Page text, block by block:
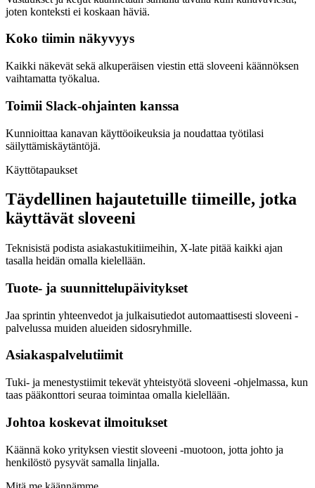
joten konteksti ei koskaan häviä.
Koko tiimin näkyvyys
Kaikki näkevät sekä alkuperäisen viestin että sloveeni käännöksen
vaihtamatta työkalua.
Toimii Slack-ohjainten kanssa
Kunnioittaa kanavan käyttöoikeuksia ja noudattaa työtilasi
säilyttämiskäytäntöjä.
Käyttötapaukset
Täydellinen hajautetuille tiimeille, jotka
käyttävät sloveeni
Teknisistä podista asiakastukitiimeihin, X-late pitää kaikki ajan
tasalla heidän omalla kielellään.
Tuote- ja suunnittelupäivitykset
Jaa sprintin yhteenvedot ja julkaisutiedot automaattisesti sloveeni -
palvelussa muiden alueiden sidosryhmille.
Asiakaspalvelutiimit
Tuki- ja menestystiimit tekevät yhteistyötä sloveeni -ohjelmassa, kun
taas pääkonttori seuraa toimintaa omalla kielellään.
Johtoa koskevat ilmoitukset
Käännä koko yrityksen viestit sloveeni -muotoon, jotta johto ja
henkilöstö pysyvät samalla linjalla.